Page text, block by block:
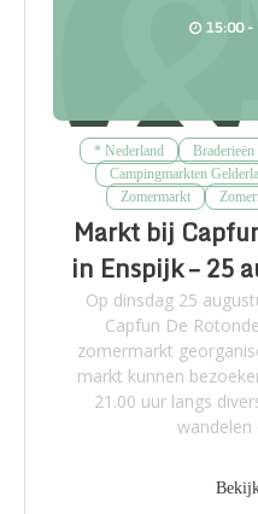
15:00 -
* Nederland Braderieën
Campingmarkten
Zomermarkt
Markt bij
in Enspijk – 25
Op dinsdag 25
Capfun De
zomermarkt
markt kunnen
21.00 uur langs
wandelen